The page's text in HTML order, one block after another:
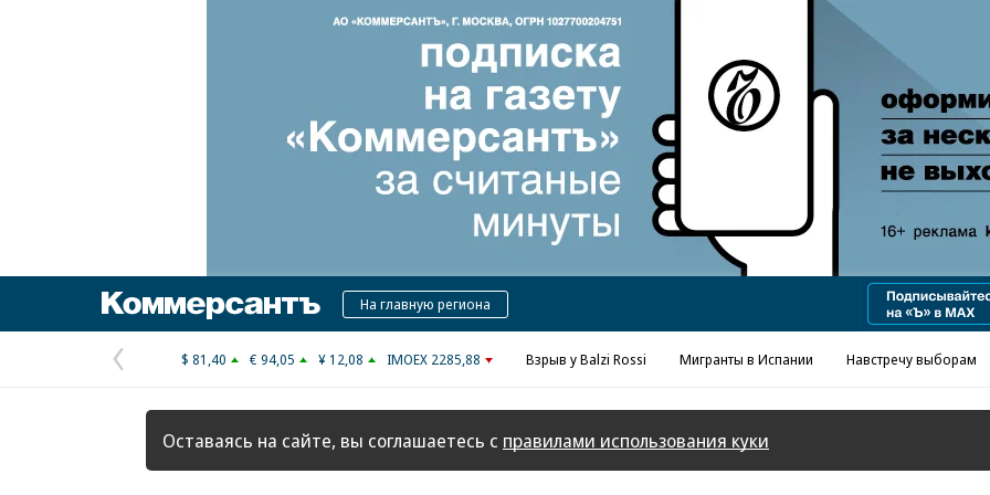
Реклама в «Ъ» www.kommersant.ru/ad
КоммерсантъНа главную региона
Предыдущая
страница
$ 81,40 € 94,05 ¥ 12,08 IMOEX 2285,88 Взрыв у Balzi Rossi Мигранты в Испании Навстречу выборам
Оставаясь на сайте, вы соглашаетесь с правилами использования куки